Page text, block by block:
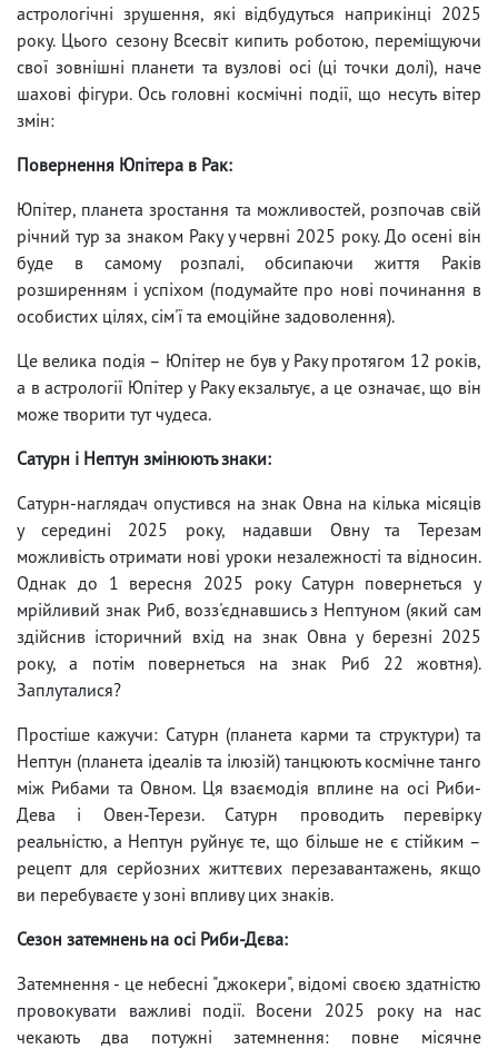
астрологічні зрушення, які відбудуться наприкінці 2025
року. Цього сезону Всесвіт кипить роботою, переміщуючи
свої зовнішні планети та вузлові осі (ці точки долі), наче
шахові фігури. Ось головні космічні події, що несуть вітер
змін:
Повернення Юпітера в Рак:
Юпітер, планета зростання та можливостей, розпочав свій
річний тур за знаком Раку у червні 2025 року. До осені він
буде в самому розпалі, обсипаючи життя Раків
розширенням і успіхом (подумайте про нові починання в
особистих цілях, сім'ї та емоційне задоволення).
Це велика подія – Юпітер не був у Раку протягом 12 років,
а в астрології Юпітер у Раку екзальтує, а це означає, що він
може творити тут чудеса.
Сатурн і Нептун змінюють знаки:
Сатурн-наглядач опустився на знак Овна на кілька місяців
у середині 2025 року, надавши Овну та Терезам
можливість отримати нові уроки незалежності та відносин.
Однак до 1 вересня 2025 року Сатурн повернеться у
мрійливий знак Риб, возз'єднавшись з Нептуном (який сам
здійснив історичний вхід на знак Овна у березні 2025
року, а потім повернеться на знак Риб 22 жовтня).
Заплуталися?
Простіше кажучи: Сатурн (планета карми та структури) та
Нептун (планета ідеалів та ілюзій) танцюють космічне танго
між Рибами та Овном. Ця взаємодія вплине на осі Риби-
Дева і Овен-Терези. Сатурн проводить перевірку
реальністю, а Нептун руйнує те, що більше не є стійким –
рецепт для серйозних життєвих перезавантажень, якщо
ви перебуваєте у зоні впливу цих знаків.
Сезон затемнень на осі Риби-Дєва:
Затемнення - це небесні "джокери", відомі своєю здатністю
провокувати важливі події. Восени 2025 року на нас
чекають два потужні затемнення: повне місячне